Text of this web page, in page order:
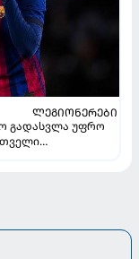
ᲚᲔᲒᲘᲝᲜᲔᲠᲔᲑᲘ
გადასვლა უფრო